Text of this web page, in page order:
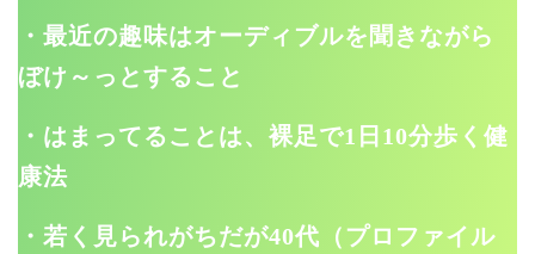
・最近の趣味はオーディブルを聞きながら
ぼけ～っとすること
・はまってることは、裸足で1日10分歩く健
康法
・若く見られがちだが40代（プロファイル